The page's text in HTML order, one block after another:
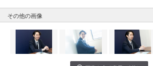
その他の画像